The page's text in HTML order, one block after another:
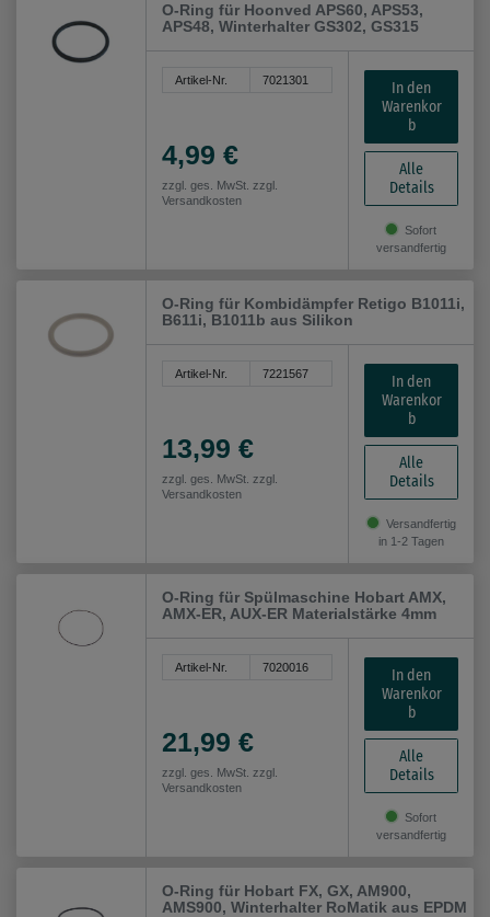
O-Ring für Hoonved APS60, APS53,
APS48, Winterhalter GS302, GS315
Artikel-Nr. 7021301
4,99 €
zzgl. ges. MwSt. zzgl.
Versandkosten
In den
Warenkor
b
Alle
Details
Sofort
versandfertig
O-Ring für Kombidämpfer Retigo B1011i,
B611i, B1011b aus Silikon
Artikel-Nr. 7221567
13,99 €
zzgl. ges. MwSt. zzgl.
Versandkosten
In den
Warenkor
b
Alle
Details
Versandfertig
in 1-2 Tagen
O-Ring für Spülmaschine Hobart AMX,
AMX-ER, AUX-ER Materialstärke 4mm
Artikel-Nr. 7020016
21,99 €
zzgl. ges. MwSt. zzgl.
Versandkosten
In den
Warenkor
b
Alle
Details
Sofort
versandfertig
O-Ring für Hobart FX, GX, AM900,
AMS900, Winterhalter RoMatik aus EPDM